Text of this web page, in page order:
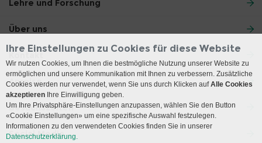
Lehre und Forschung
Über uns
Kontakt
Anreise
Besuchszeiten
Social Media
Ihre Einstellungen zu Cookies für diese Website
Wir nutzen Cookies, um Ihnen die bestmögliche Nutzung unserer Website zu
ermöglichen und unsere Kommunikation mit Ihnen zu verbessern. Zusätzliche
Cookies werden nur verwendet, wenn Sie uns durch Klicken aufAlle Cookies
akzeptieren Ihre Einwilligung geben.
Um Ihre Privatsphäre-Einstellungen anzupassen, wählen Sie den Button
«Cookie Einstellungen» um eine spezifische Auswahl festzulegen.
Informationen zu den verwendeten Cookies finden Sie in unserer
Datenschutzerklärung.